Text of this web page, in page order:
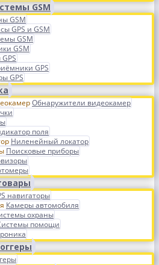
GSM
GSM
GPS и GSM
GSM
GSM
GPS
GPS
Обнаружители видеокамер
поля
Ниленейный локатор
Поисковые приборы
навигаторы
Камеры автомобиля
охраны
помощи